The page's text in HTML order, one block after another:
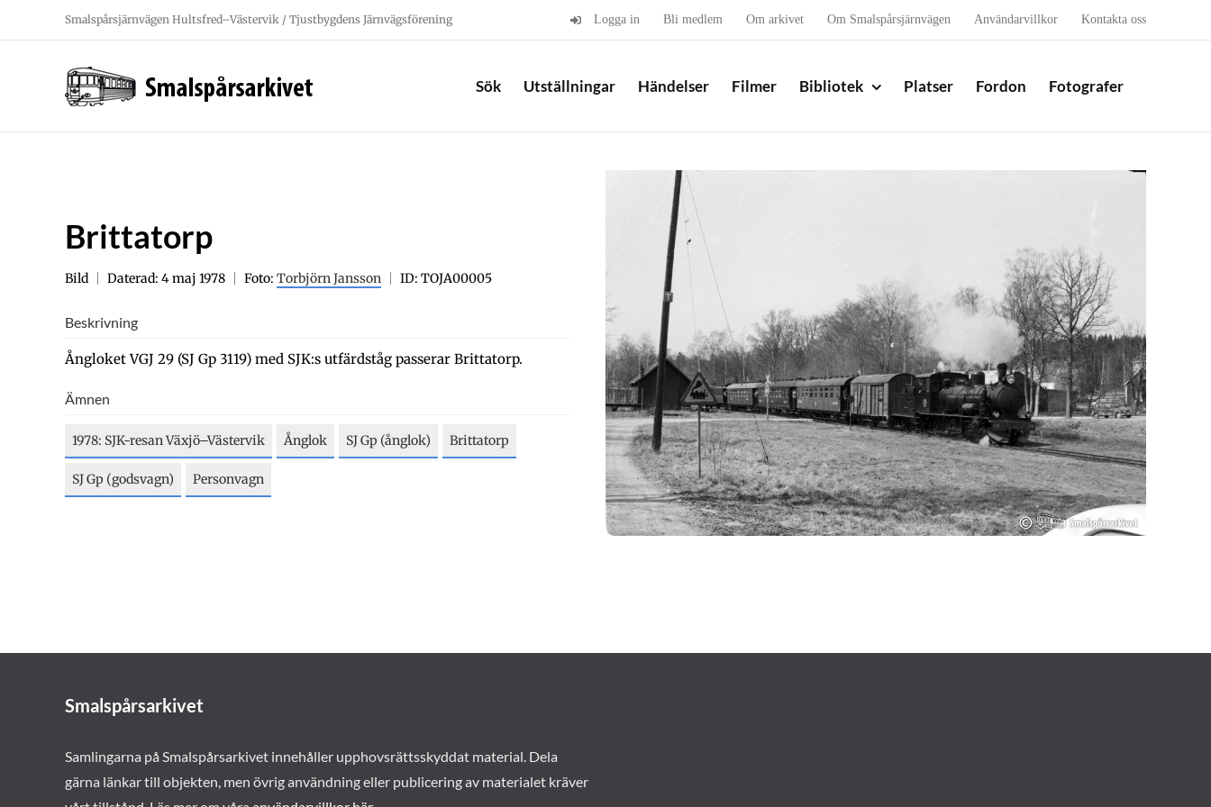
Smalspårsjärnvägen Hultsfred–Västervik / Tjustbygdens Järnvägsförening Logga in Bli medlem Om arkivet Om Smalspårsjärnvägen Användarvillkor Kontakta oss
Sök Utställningar Händelser Filmer Bibliotek Platser Fordon Fotografer
Brittatorp
Bild Daterad: 4 maj 1978 Foto: Torbjörn Jansson ID: TOJA00005
Beskrivning
Ångloket VGJ 29 (SJ Gp 3119) med SJK:s utfärdståg passerar Brittatorp.
Ämnen
1978: SJK-resan Växjö–Västervik Ånglok SJ Gp (ånglok) Brittatorp
SJ Gp (godsvagn) Personvagn
Smalspårsarkivet
Samlingarna på Smalspårsarkivet innehåller upphovsrättsskyddat material. Dela
gärna länkar till objekten, men övrig användning eller publicering av materialet kräver